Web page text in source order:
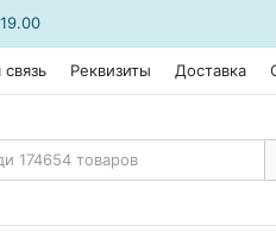
Реквизиты Доставка